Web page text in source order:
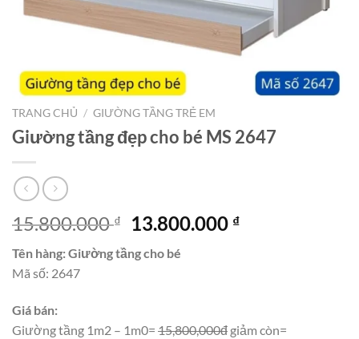
TRANG CHỦ / GIƯỜNG TẦNG TRẺ EM
Giường tầng đẹp cho bé MS 2647
15.800.000₫
Giá
là:
13.800.000 ₫Giá
Tên hàng: Giường tầng cho bé
Mã số: 2647
Giá bán:
Giường tầng 1m2 – 1m0= 15,800,000đ giảm còn=